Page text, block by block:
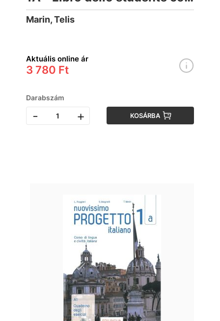
CD audio
Marin, Telis
Aktuális online ár
3 780 Ft
Darabszám
- + KOSÁRBA